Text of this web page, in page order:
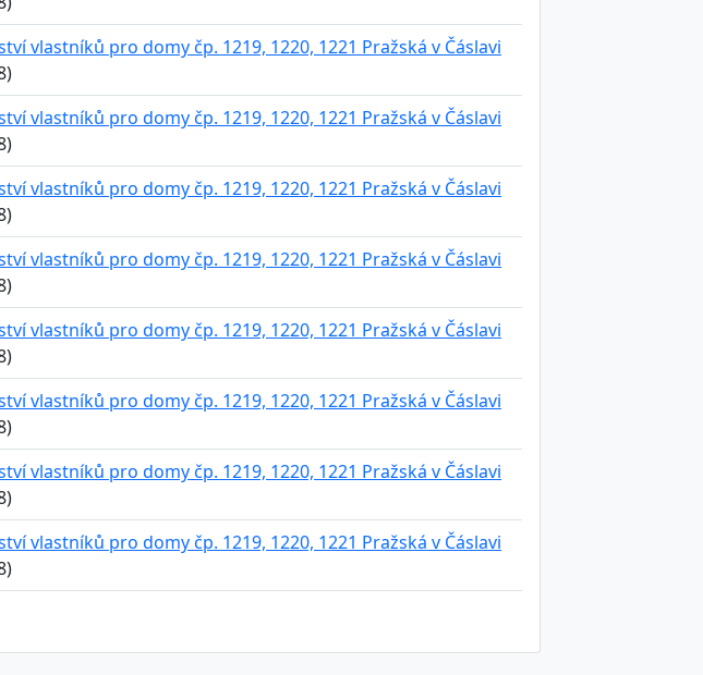
vlastníků pro domy čp. 1219, 1220, 1221 Pražská v Čáslavi
vlastníků pro domy čp. 1219, 1220, 1221 Pražská v Čáslavi
vlastníků pro domy čp. 1219, 1220, 1221 Pražská v Čáslavi
vlastníků pro domy čp. 1219, 1220, 1221 Pražská v Čáslavi
vlastníků pro domy čp. 1219, 1220, 1221 Pražská v Čáslavi
vlastníků pro domy čp. 1219, 1220, 1221 Pražská v Čáslavi
vlastníků pro domy čp. 1219, 1220, 1221 Pražská v Čáslavi
vlastníků pro domy čp. 1219, 1220, 1221 Pražská v Čáslavi